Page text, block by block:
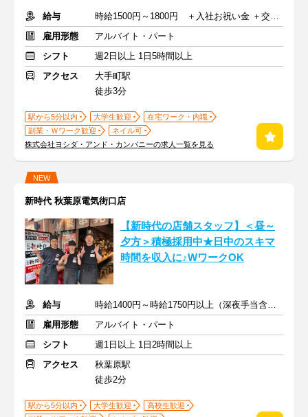
給与
時給1500円～1800円 ＋入社お祝い金 ＋交通費
雇用形態
アルバイト・パート
シフト
週2日以上 1日5時間以上
アクセス
大手町駅
徒歩3分
駅から5分以内 大学生歓迎
在宅ワーク・内職
副業・Ｗワーク歓迎
ネイル可
株式会社ヨシダ・アンド・カンパニーの求人一覧を見る
NEW
新時代 秋葉原電気街口店
【新時代の店舗スタッフ】＜昼～
夕方＞積極採用中★日中のスキマ
時間を収入に♪WワークOK
給与
時給1400円～時給1750円以上（深夜手当含む）+交通費支給
雇用形態
アルバイト・パート
シフト
週1日以上 1日2時間以上
アクセス
秋葉原駅
徒歩2分
駅から5分以内 大学生歓迎
高校生歓迎